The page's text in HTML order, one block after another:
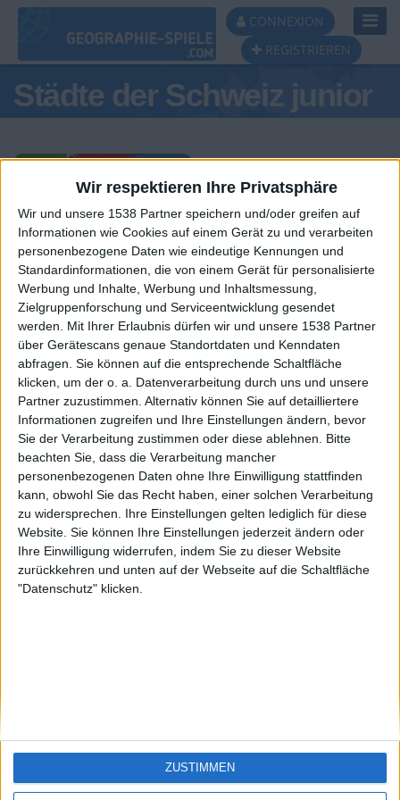
Wir respektieren Ihre Privatsphäre
Wir und unsere 1538 Partner speichern und/oder greifen auf
Informationen wie Cookies auf einem Gerät zu und verarbeiten
personenbezogene Daten wie eindeutige Kennungen und
Standardinformationen, die von einem Gerät für personalisierte
Werbung und Inhalte, Werbung und Inhaltsmessung,
Zielgruppenforschung und Serviceentwicklung gesendet
werden. Mit Ihrer Erlaubnis dürfen wir und unsere 1538 Partner
über Gerätescans genaue Standortdaten und Kenndaten
abfragen. Sie können auf die entsprechende Schaltfläche
klicken, um der o. a. Datenverarbeitung durch uns und unsere
Partner zuzustimmen. Alternativ können Sie auf detailliertere
Informationen zugreifen und Ihre Einstellungen ändern, bevor
Sie der Verarbeitung zustimmen oder diese ablehnen. Bitte
beachten Sie, dass die Verarbeitung mancher
personenbezogenen Daten ohne Ihre Einwilligung stattfinden
kann, obwohl Sie das Recht haben, einer solchen Verarbeitung
zu widersprechen. Ihre Einstellungen gelten lediglich für diese
Website. Sie können Ihre Einstellungen jederzeit ändern oder
Ihre Einwilligung widerrufen, indem Sie zu dieser Website
zurückkehren und unten auf der Webseite auf die Schaltfläche
"Datenschutz" klicken.
ZUSTIMMEN
CONNEXION
REGISTRIEREN
Städte der Schweiz junior
Tagespodest
#1
Funny1
#2
Santiago-de-
Cuba
Si vous êtes francophone, vous devriez allerici
🇺🇸 We noticed you’re visiting
from an English-speaking
country
Join our American version now and be
among the firsts to submit your score
on our leaderboards!
Let's visit GeoHeroes.com!